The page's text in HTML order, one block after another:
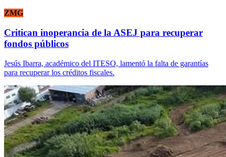
ZMG
Critican inoperancia de la ASEJ para recuperar
fondos públicos
Jesús Ibarra, académico del ITESO, lamentó la falta de garantías
para recuperar los créditos fiscales.